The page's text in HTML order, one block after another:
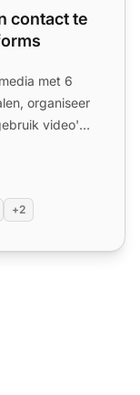
contact te
met 6
organiseer
video's
+2